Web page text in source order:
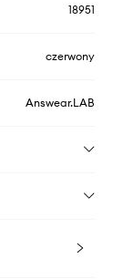
18951
czerwony
Answear.LAB